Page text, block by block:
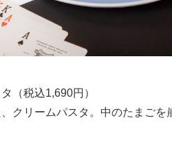
（税込1,690円）
クリームパスタ。中のたまごを